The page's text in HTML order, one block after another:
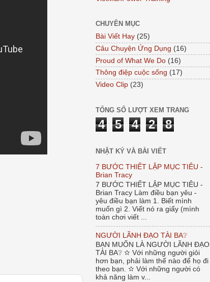
CHUYÊN MỤC
Bài Viết Hay (25)
Câu Chuyện Ứng Dụng (16)
Proud of What We Do (16)
Thông điệp cuộc sống (17)
Video Clip (23)
TỔNG SỐ LƯỢT XEM TRANG
4 5 4 2 8
NHẬT KÝ VÀ BÀI VIẾT
7 BƯỚC THIẾT LẬP MỤC TIÊU -
Brian Tracy
7 BƯỚC THIẾT LẬP MỤC TIÊU -
Brian Tracy Làm điều bạn yêu -
yêu điều bạn làm 1. Biết mình
muốn gì 2. Viết nó ra giấy (mình
toàn chơi viết ...
NGƯỜI LÃNH ĐẠO TÀI BA❔
BẠN MUỐN LÀ NGƯỜI LÃNH ĐẠO
TÀI BA❔ ✫ Với những người giỏi
hơn bạn, phải làm thế nào để họ đi
theo bạn. ✫ Với những người có
khả năng làm v...